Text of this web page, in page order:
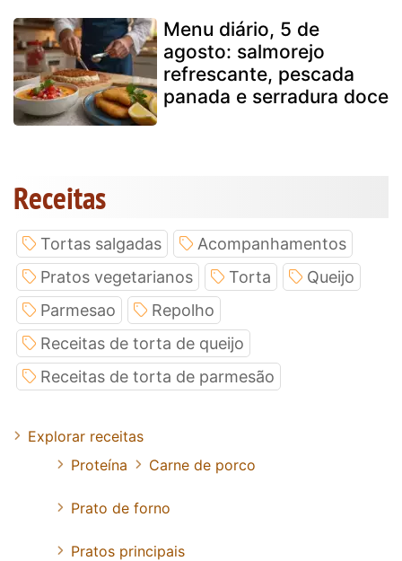
Menu diário, 5 de
agosto: salmorejo
refrescante, pescada
panada e serradura doce
Receitas
Tortas salgadas
Acompanhamentos
Pratos vegetarianos
Torta
Queijo
Parmesao
Repolho
Receitas de torta de queijo
Receitas de torta de parmesão
Explorar receitas
Proteína
Carne de porco
Prato de forno
Pratos principais